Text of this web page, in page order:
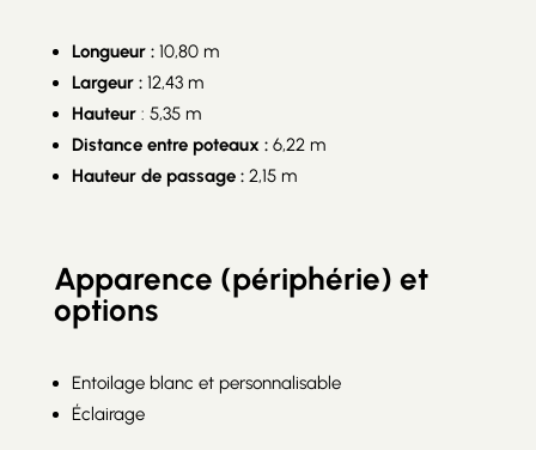
Longueur :10,80 m
Largeur :12,43 m
Hauteur: 5,35 m
Distance entre poteaux :6,22 m
Hauteur de passage :2,15 m
Apparence (périphérie) et
options
Entoilage blanc et personnalisable
Éclairage